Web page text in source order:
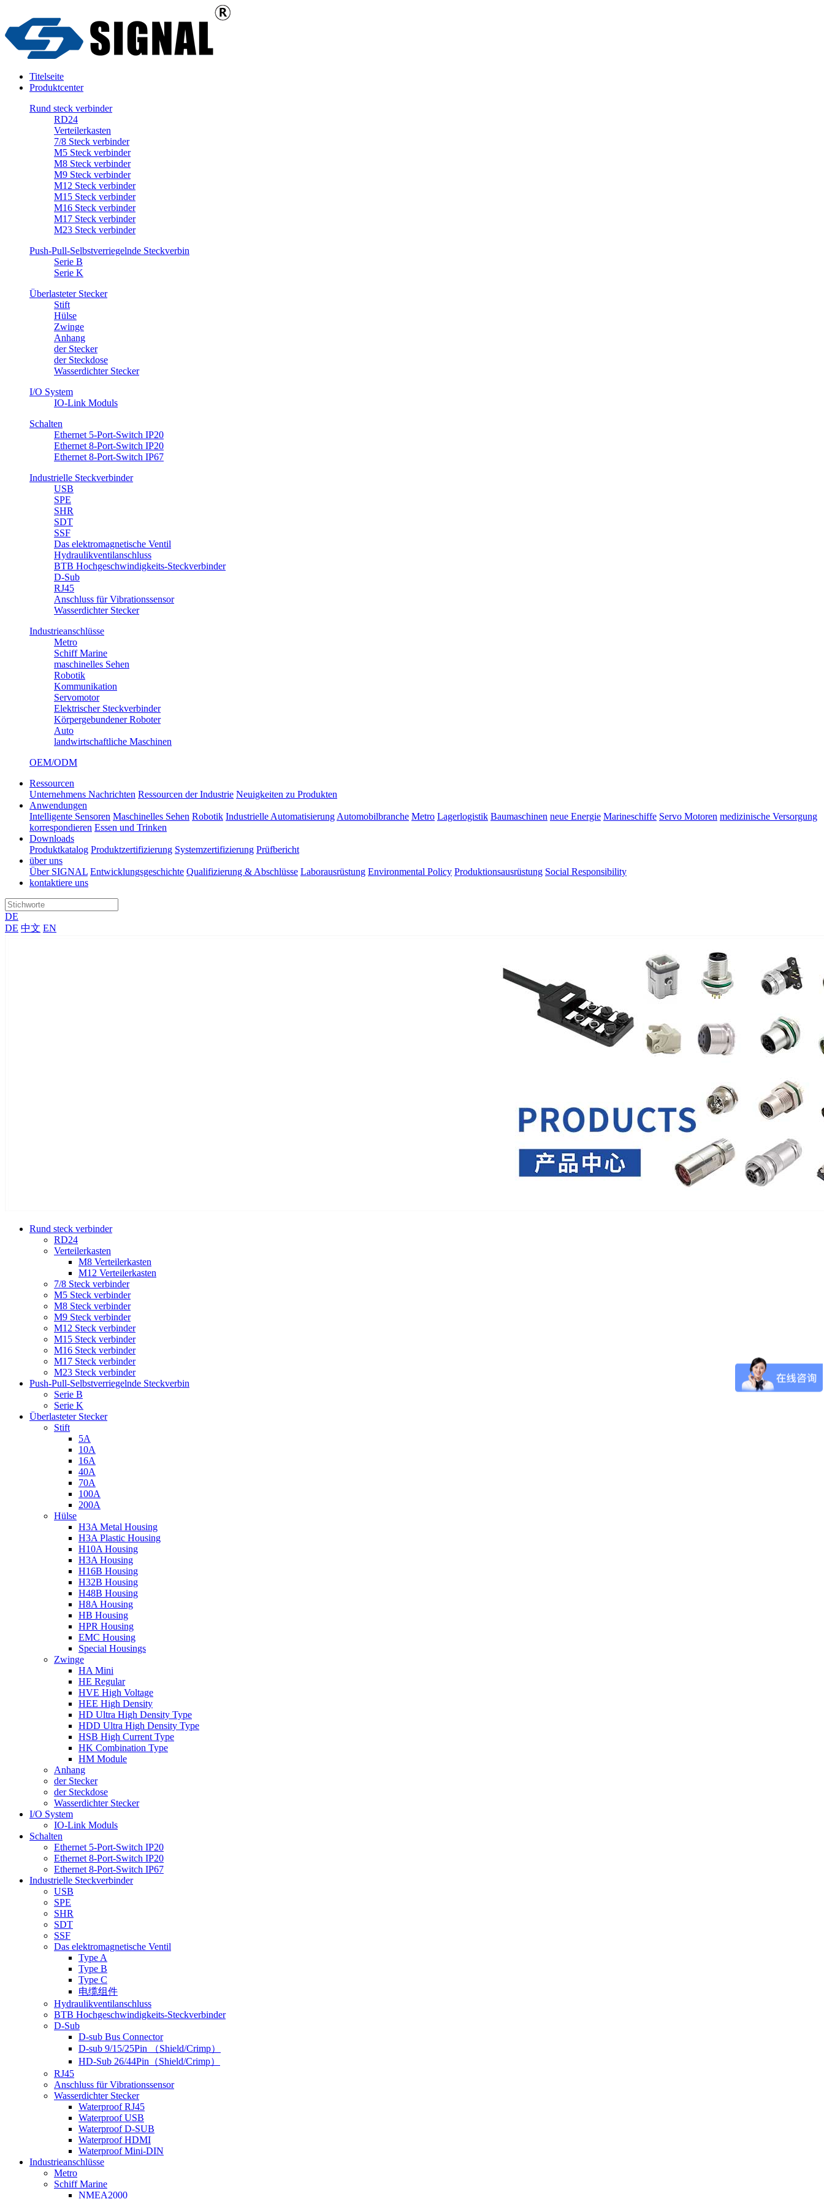
Titelseite
Produktcenter
Rund steck verbinder
RD24
Verteilerkasten
7/8 Steck verbinder
M5 Steck verbinder
M8 Steck verbinder
M9 Steck verbinder
M12 Steck verbinder
M15 Steck verbinder
M16 Steck verbinder
M17 Steck verbinder
M23 Steck verbinder
Push-Pull-Selbstverriegelnde Steckverbin
Serie B
Serie K
Überlasteter Stecker
Stift
Hülse
Zwinge
Anhang
​der Stecker
der Steckdose
Wasserdichter Stecker
I/O System
IO-Link Moduls
Schalten
Ethernet 5-Port-Switch IP20
Ethernet 8-Port-Switch IP20
Ethernet 8-Port-Switch IP67
Industrielle Steckverbinder
USB
SPE
SHR
SDT
SSF
Das elektromagnetische Ventil
Hydraulikventilanschluss
BTB Hochgeschwindigkeits-Steckverbinder
D-Sub
RJ45
Anschluss für Vibrationssensor
Wasserdichter Stecker
Industrieanschlüsse
Metro
Schiff Marine
maschinelles Sehen
Robotik
Kommunikation
Servomotor
Elektrischer Steckverbinder
Körpergebundener Roboter
Auto
landwirtschaftliche Maschinen
OEM/ODM
Ressourcen
Unternehmens Nachrichten Ressourcen der Industrie Neuigkeiten zu Produkten
Anwendungen
Intelligente Sensoren Maschinelles Sehen Robotik Industrielle Automatisierung Automobilbranche Metro Lagerlogistik Baumaschinen neue Energie Marineschiffe Servo Motoren medizinische Versorgung
korrespondieren Essen und Trinken
Downloads
Produktkatalog Produktzertifizierung Systemzertifizierung Prüfbericht
über uns
Über SIGNAL Entwicklungsgeschichte Qualifizierung & Abschlüsse Laborausrüstung Environmental Policy Produktionsausrüstung Social Responsibility
kontaktiere uns
DE
DE 中文 EN
Rund steck verbinder
RD24
Verteilerkasten
M8 Verteilerkasten
M12 Verteilerkasten
7/8 Steck verbinder
M5 Steck verbinder
M8 Steck verbinder
M9 Steck verbinder
M12 Steck verbinder
M15 Steck verbinder
M16 Steck verbinder
M17 Steck verbinder
M23 Steck verbinder
Push-Pull-Selbstverriegelnde Steckverbin
Serie B
Serie K
Überlasteter Stecker
Stift
5A
10A
16A
40A
70A
100A
200A
Hülse
H3A Metal Housing
H3A Plastic Housing
H10A Housing
H3A Housing
H16B Housing
H32B Housing
H48B Housing
H8A Housing
HB Housing
HPR Housing
EMC Housing
Special Housings
Zwinge
HA Mini
HE Regular
HVE High Voltage
HEE High Density
HD Ultra High Density Type
HDD Ultra High Density Type
HSB High Current Type
HK Combination Type
HM Module
Anhang
​der Stecker
der Steckdose
Wasserdichter Stecker
I/O System
IO-Link Moduls
Schalten
Ethernet 5-Port-Switch IP20
Ethernet 8-Port-Switch IP20
Ethernet 8-Port-Switch IP67
Industrielle Steckverbinder
USB
SPE
SHR
SDT
SSF
Das elektromagnetische Ventil
Type A
Type B
Type C
电缆组件
Hydraulikventilanschluss
BTB Hochgeschwindigkeits-Steckverbinder
D-Sub
D-sub Bus Connector
D-sub 9/15/25Pin （Shield/Crimp）
HD-Sub 26/44Pin（Shield/Crimp）
RJ45
Anschluss für Vibrationssensor
Wasserdichter Stecker
Waterproof RJ45
Waterproof USB
Waterproof D-SUB
Waterproof HDMI
Waterproof Mini-DIN
Industrieanschlüsse
Metro
Schiff Marine
NMEA2000